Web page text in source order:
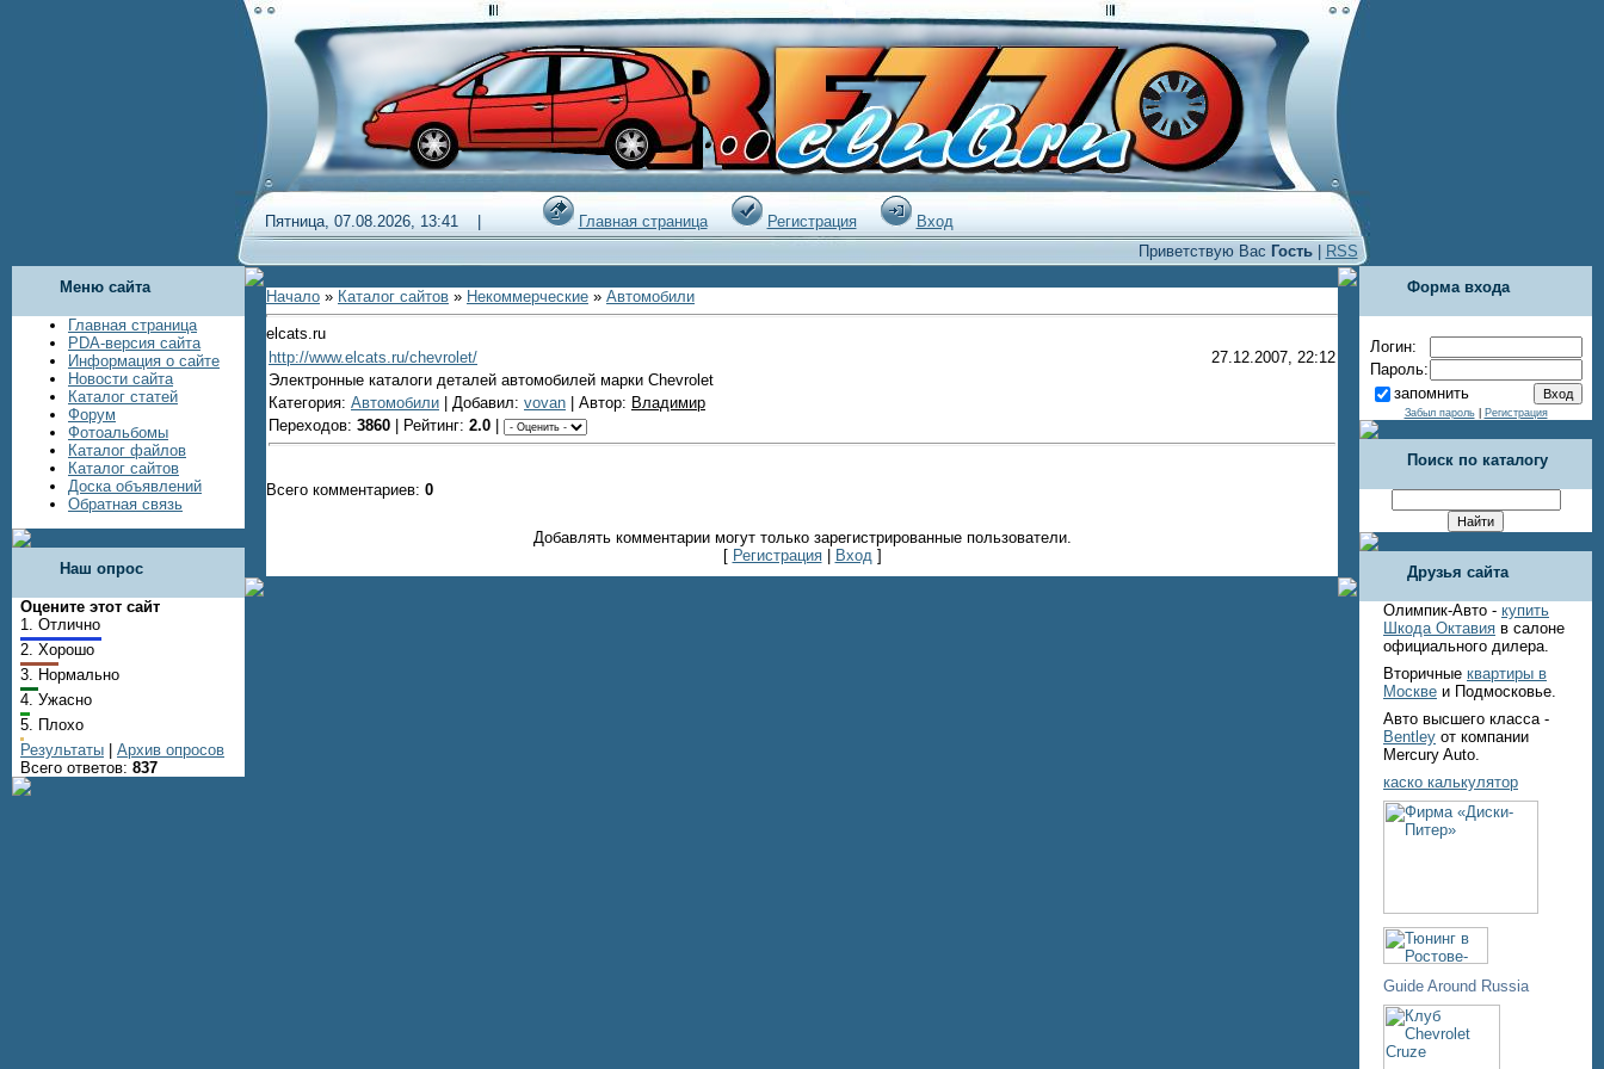
Пятница, 07.08.2026, 13:41 | Главная страница Регистрация
Вход
Приветствую Вас Гость|
RSS
Меню сайта
Главная страница
PDA-версия сайта
Информация о сайте
Новости сайта
Каталог статей
Форум
Фотоальбомы
Каталог файлов
Каталог сайтов
Доска объявлений
Обратная связь
Наш опрос
Оцените этот сайт
1. Отлично
2. Хорошо
3. Нормально
4. Ужасно
5. Плохо
Результаты
Архив опросов
Всего ответов: 837
Начало » Каталог сайтов » Некоммерческие » Автомобили
elcats.ru
http://www.elcats.ru/chevrolet/
27.12.2007, 22:12
Электронные каталоги деталей автомобилей марки Chevrolet
Категория: Автомобили | Добавил: vovan | Автор: Владимир
Переходов: 3860 | Рейтинг: 2.0
Всего комментариев: 0
Добавлять комментарии могут только зарегистрированные пользователи.
[ Регистрация| Вход]
Форма входа
Логин:
Пароль:
запомнить
Забыл пароль| Регистрация
Поиск по каталогу
Друзья сайта
Олимпик-Авто - купить
Шкода Октавия в салоне
официального дилера.
Вторичные квартиры в
Москве и Подмосковье.
Авто высшего класса -
Bentley от компании
Mercury Auto.
каско калькулятор
Guide Around Russia